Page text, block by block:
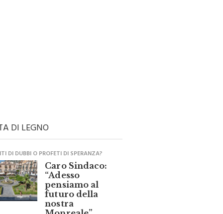
DI LEGNO
DI DUBBI O PROFETI DI SPERANZA?
Caro Sindaco:
“Adesso
pensiamo al
futuro della
nostra
Monreale”